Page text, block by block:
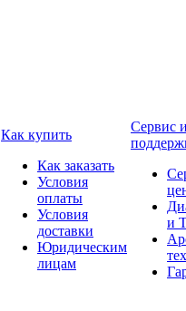
Как купить
Как заказать
Условия
оплаты
Условия
доставки
Юридическим
лицам
Сервис
и